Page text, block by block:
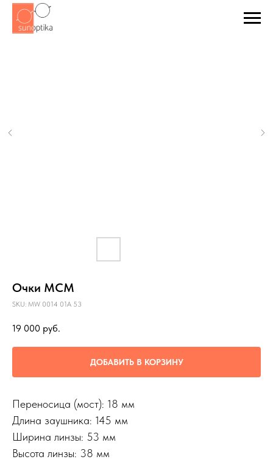
Очки MCM
SKU: MW 0014 01A 53
19 000 руб.
ДОБАВИТЬ В КОРЗИНУ
Переносица (мост): 18 мм
Длина заушника: 145 мм
Ширина линзы: 53 мм
Высота линзы: 38 мм